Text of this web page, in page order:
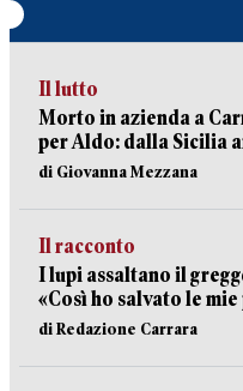
Il lutto
Morto in azienda a
per Aldo: dalla Sicilia
di Giovanna Mezzana
Il racconto
I lupi assaltano il
«Così ho salvato le
di Redazione Carrara